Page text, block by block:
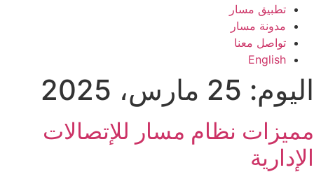
تطبيق مسار
مدونة مسار
تواصل معنا
English
اليوم: 25 مارس، 2025
مميزات نظام مسار للإتصالات
الإدارية